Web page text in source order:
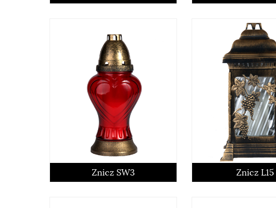
czytaj więcej czytaj więcej
Znicz SW3 Znicz L15